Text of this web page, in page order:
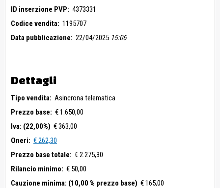
ID inserzione PVP: 4373331
Codice vendita: 1195707
Data pubblicazione: 22/04/2025 15:06
Dettagli
Tipo vendita: Asincrona telematica
Prezzo base: € 1.650,00
Iva: (22,00%) € 363,00
Oneri: € 262,30
Prezzo base totale: € 2.275,30
Rilancio minimo: € 50,00
Cauzione minima: (10,00 % prezzo base) € 165,00